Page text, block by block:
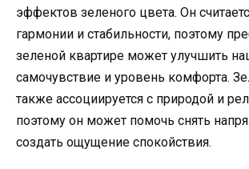
эффектов зеленого цвета. Он
гармонии и стабильности, поэтому
зеленой квартире может улучшить
самочувствие и уровень комфорта.
также ассоциируется с природой и
поэтому он может помочь снять
создать ощущение спокойствия.